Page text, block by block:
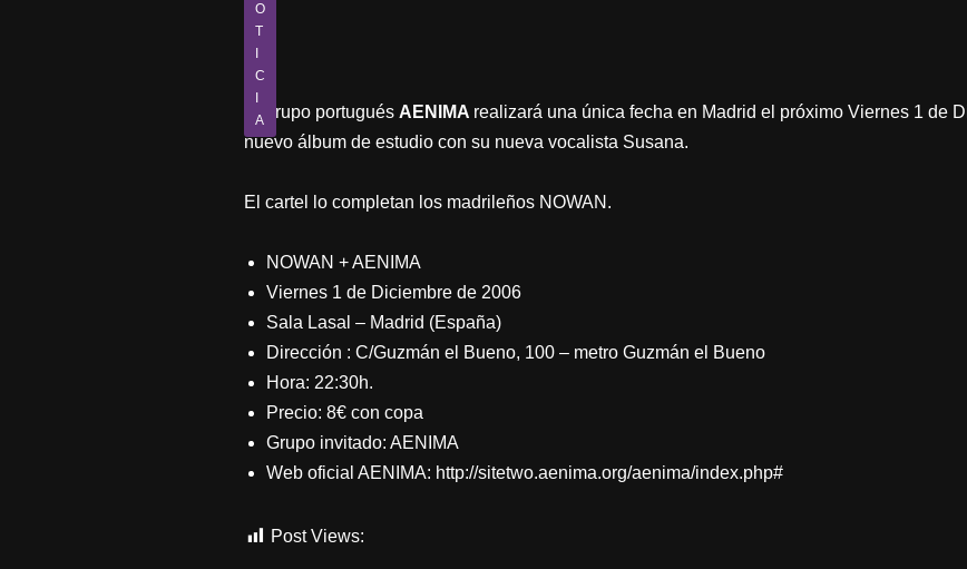
O
T
C
A
El grupo portugués AENIMA realizará una única fecha en Madrid el próximo Viernes 1 de
nuevo álbum de estudio con su nueva vocalista Susana.
El cartel lo completan los madrileños NOWAN.
NOWAN + AENIMA
Viernes 1 de Diciembre de 2006
Sala Lasal – Madrid (España)
Dirección : C/Guzmán el Bueno, 100 – metro Guzmán el Bueno
Hora: 22:30h.
Precio: 8€ con copa
Grupo invitado: AENIMA
Web oficial AENIMA: http://sitetwo.aenima.org/aenima/index.php#
Post Views: